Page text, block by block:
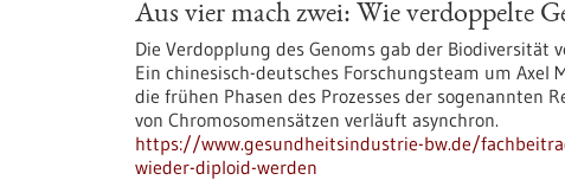
Aus vier mach zwei: Wie verdoppelte
Die Verdopplung des Genoms gab der
Ein chinesisch-deutsches Forschungsteam um
die frühen Phasen des Prozesses der sogenannten
von Chromosomensätzen verläuft asynchron.
https://www.gesundheitsindustrie-bw.de/
wieder-diploid-werden